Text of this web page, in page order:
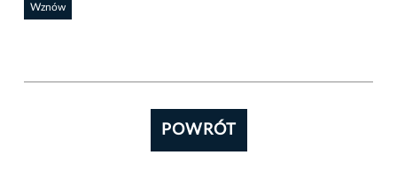
Wznów
POWRÓT